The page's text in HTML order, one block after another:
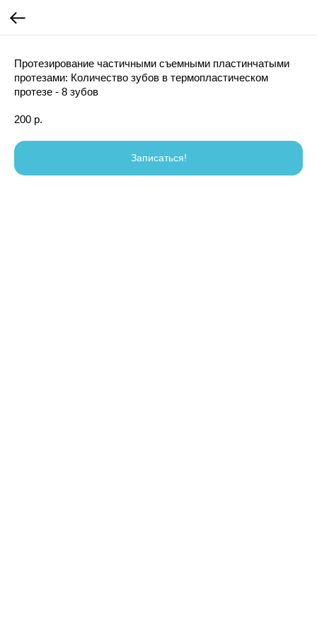
Протезирование частичными съемными пластинчатыми
протезами: Количество зубов в термопластическом
протезе - 8 зубов
200 р.
Записаться!